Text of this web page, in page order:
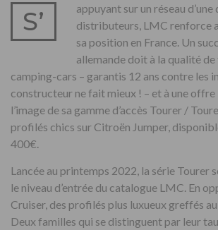
S’
appuyant sur un réseau
distributeurs, LMC renforce
sa position en France. Un
allemande doit à la qualité
camping-cars – garantis 12 ans contre les
constructeur ne fait mieux ! – et à une
l’image de sa gamme d’accès Tourer /
profilés chics sur Citroën Jumper,
400€.
Lancée au printemps 2022, la série Tourer
le niveau d’entrée du catalogue LMC. En
Cruiser, des profilés plus luxueux greffés
Deux familles qui se distinguent par leur